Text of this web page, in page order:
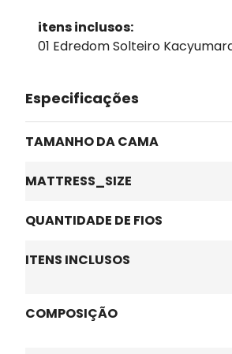
itens inclusos:
01 Edredom Solteiro
Especificações
TAMANHO DA CAMA
MATTRESS_SIZE
QUANTIDADE DE FIOS
ITENS INCLUSOS
COMPOSIÇÃO